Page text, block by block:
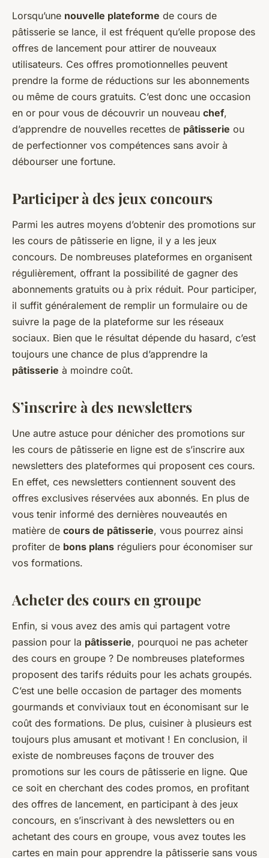
Lorsqu’une nouvelle plateforme de cours de
pâtisserie se lance, il est fréquent qu’elle propose des
offres de lancement pour attirer de nouveaux
utilisateurs. Ces offres promotionnelles peuvent
prendre la forme de réductions sur les abonnements
ou même de cours gratuits. C’est donc une occasion
en or pour vous de découvrir un nouveau chef,
d’apprendre de nouvelles recettes de pâtisserie ou
de perfectionner vos compétences sans avoir à
débourser une fortune.
Participer à des jeux concours
Parmi les autres moyens d’obtenir des promotions sur
les cours de pâtisserie en ligne, il y a les jeux
concours. De nombreuses plateformes en organisent
régulièrement, offrant la possibilité de gagner des
abonnements gratuits ou à prix réduit. Pour participer,
il suffit généralement de remplir un formulaire ou de
suivre la page de la plateforme sur les réseaux
sociaux. Bien que le résultat dépende du hasard, c’est
toujours une chance de plus d’apprendre la
pâtisserie à moindre coût.
S’inscrire à des newsletters
Une autre astuce pour dénicher des promotions sur
les cours de pâtisserie en ligne est de s’inscrire aux
newsletters des plateformes qui proposent ces cours.
En effet, ces newsletters contiennent souvent des
offres exclusives réservées aux abonnés. En plus de
vous tenir informé des dernières nouveautés en
matière de cours de pâtisserie, vous pourrez ainsi
profiter de bons plans réguliers pour économiser sur
vos formations.
Acheter des cours en groupe
Enfin, si vous avez des amis qui partagent votre
passion pour la pâtisserie, pourquoi ne pas acheter
des cours en groupe ? De nombreuses plateformes
proposent des tarifs réduits pour les achats groupés.
C’est une belle occasion de partager des moments
gourmands et conviviaux tout en économisant sur le
coût des formations. De plus, cuisiner à plusieurs est
toujours plus amusant et motivant ! En conclusion, il
existe de nombreuses façons de trouver des
promotions sur les cours de pâtisserie en ligne. Que
ce soit en cherchant des codes promos, en profitant
des offres de lancement, en participant à des jeux
concours, en s’inscrivant à des newsletters ou en
achetant des cours en groupe, vous avez toutes les
cartes en main pour apprendre la pâtisserie sans vous